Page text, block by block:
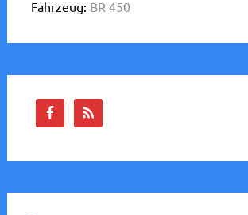
Fahrzeug: BR 450